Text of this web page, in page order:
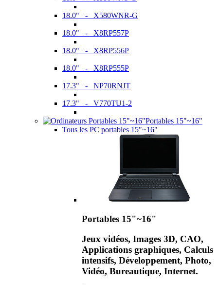
18.0" - X580WNR-G
18.0" - X8RP557P
18.0" - X8RP556P
18.0" - X8RP555P
17.3" - NP70RNJT
17.3" - V770TU1-2
Portables 15"~16"
Tous les PC portables 15"~16"
Portables 15"~16"
Jeux vidéos, Images 3D, CAO,
Applications graphiques, Calculs
intensifs, Développement, Photo,
Vidéo, Bureautique, Internet.